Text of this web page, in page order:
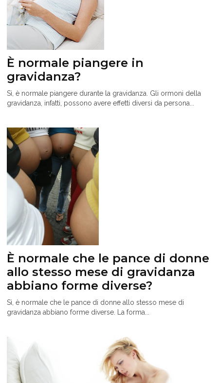
È normale piangere in
gravidanza?
Sì, è normale piangere durante la gravidanza. Gli ormoni della
gravidanza, infatti, possono avere effetti diversi da persona...
È normale che le pance di donne
allo stesso mese di gravidanza
abbiano forme diverse?
Sì, è normale che le pance di donne allo stesso mese di
gravidanza abbiano forme diverse. La forma...